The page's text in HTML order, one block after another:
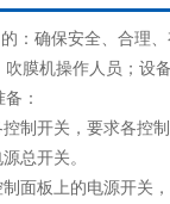
：确保安全、合理
吹膜机操作人员；设
：
制开关，要求各控
总开关。
面板上的电源开关